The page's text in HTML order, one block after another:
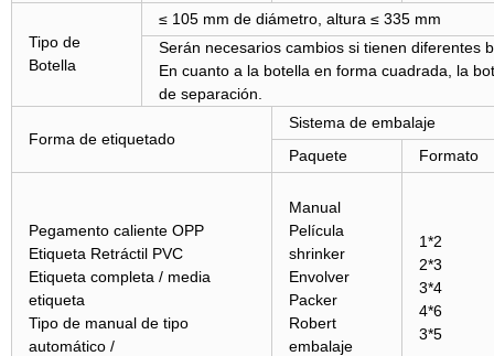
Tipo de
Botella
≤ 105 mm de diámetro, altura ≤ 335 mm
Serán necesarios cambios si tienen diferentes
En cuanto a la botella en forma cuadrada, la
de separación.
Forma de etiquetado
Sistema de embalaje
Paquete
Formato
Pegamento caliente OPP
Etiqueta Retráctil PVC
Etiqueta completa / media
etiqueta
Tipo de manual de tipo
automático /
Manual
Película
shrinker
Envolver
Packer
Robert
embalaje
1*2
2*3
3*4
4*6
3*5